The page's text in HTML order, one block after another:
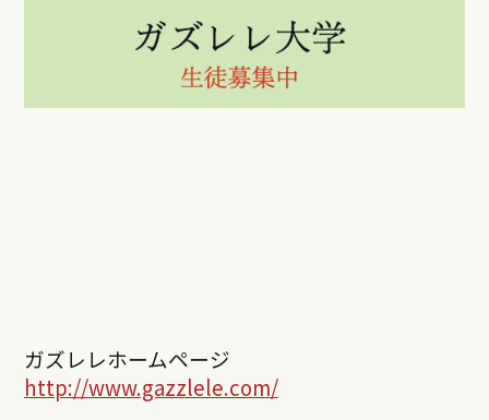
ガズレレホームページ
http://www.gazzlele.com/